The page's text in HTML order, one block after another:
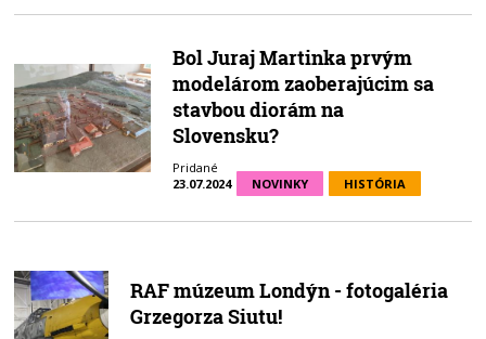
Bol Juraj Martinka prvým
modelárom zaoberajúcim sa
stavbou diorám na
Slovensku?
Pridané
23.07.2024
NOVINKY HISTÓRIA
RAF múzeum Londýn - fotogaléria
Grzegorza Siutu!